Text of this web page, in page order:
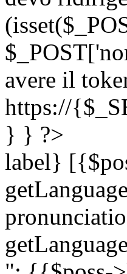
avere il
https://
} } ?>
label}